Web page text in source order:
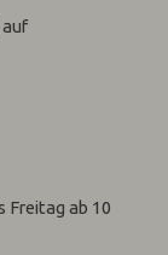
auf
Freitag ab 10